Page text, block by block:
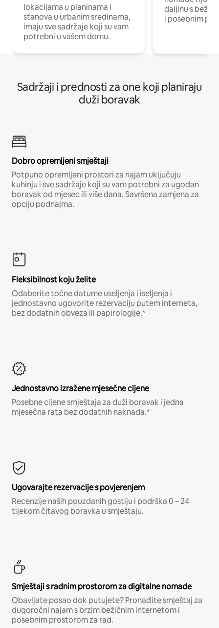
lokacijama u planinama i
stanova u urbanim sredinama,
imaju sve sadržaje koji su vam
potrebni u vašem domu.
daljinu s
i posebnim
Sadržaji i prednosti za one koji planiraju
duži boravak
Dobro opremljeni smještaji
Potpuno opremljeni prostori za najam uključuju
kuhinju i sve sadržaje koji su vam potrebni za ugodan
boravak od mjesec ili više dana. Savršena zamjena za
opciju podnajma.
Fleksibilnost koju želite
Odaberite točne datume useljenja i iseljenja i
jednostavno ugovorite rezervaciju putem interneta,
bez dodatnih obveza ili papirologije.*
Jednostavno izražene mjesečne cijene
Posebne cijene smještaja za duži boravak i jedna
mjesečna rata bez dodatnih naknada.*
Ugovarajte rezervacije s povjerenjem
Recenzije naših pouzdanih gostiju i podrška 0 – 24
tijekom čitavog boravka u smještaju.
Smještaji s radnim prostorom za digitalne nomade
Obavljate posao dok putujete? Pronađite smještaj za
dugoročni najam s brzim bežičnim internetom i
posebnim prostorom za rad.